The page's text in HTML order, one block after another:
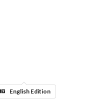
English Edition